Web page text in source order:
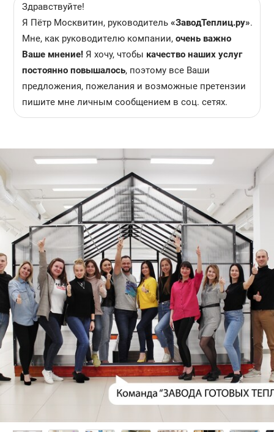
Здравствуйте!
Я Пётр Москвитин, руководитель «ЗаводТеплиц.ру».
Мне, как руководителю компании, очень важно
Ваше мнение! Я хочу, чтобы качество наших услуг
постоянно повышалось, поэтому все Ваши
предложения, пожелания и возможные претензии
пишите мне личным сообщением в соц. сетях.